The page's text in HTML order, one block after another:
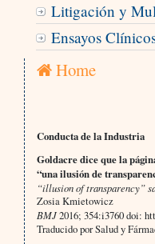
Litigación y
Ensayos
Home
Conducta de la Industria
Goldacre dice que la
“una ilusión de
“illusion of transparency”
Zosia Kmietowicz
BMJ2016; 354:i3760 doi:
Traducido por Salud y